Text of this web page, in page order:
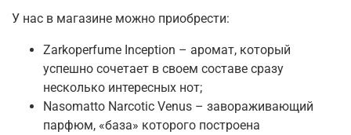
У нас в магазине можно приобрести:
Zarkoperfume Inception – аромат, который
успешно сочетает в своем составе сразу
несколько интересных нот;
Nasomatto Narcotic Venus – завораживающий
парфюм, «база» которого построена